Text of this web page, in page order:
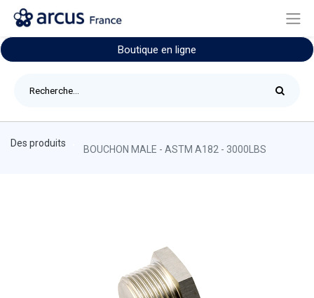
Boutique en ligne
Des produits
BOUCHON MALE - ASTM A182 - 3000LBS